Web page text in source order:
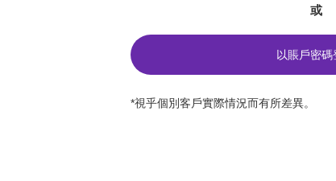
或
以賬戶密碼
*視乎個別客戶實際情況而有所差異。